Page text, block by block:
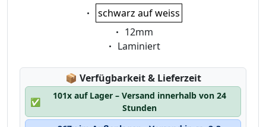
Eigenschaft:
schwarz auf weiss
Eigenschaft:
12mm
Eigenschaft:
Laminiert
📦 Lagerstatus:
Verfügbarkeit & Lieferzeit
✅
101x auf Lager – Versand innerhalb von 24
Stunden